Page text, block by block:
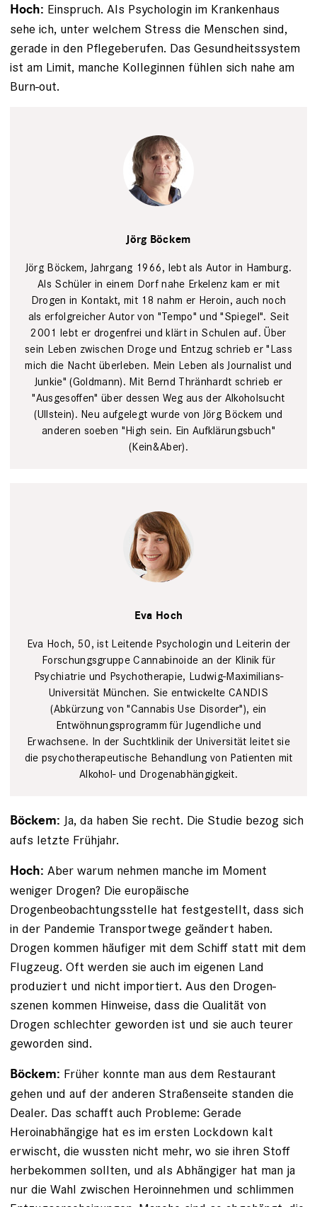
Hoch: Einspruch. Als Psychologin im Krankenhaus
sehe ich, unter welchem Stress die Menschen sind,
gerade in den Pflegeberufen. Das Gesundheitssystem
ist am Limit, manche Kolleginnen fühlen sich nahe am
Burn-out.
Kotte,
Jörg Böckem
Jörg Böckem, Jahrgang 1966, lebt als Autor in ­Hamburg.
Als Schüler in einem Dorf nahe Erkelenz kam er mit
Drogen in Kontakt, mit 18 nahm er ­Heroin, auch noch
als erfolgreicher Autor von "Tempo" und "Spiegel". Seit
2001 lebt er drogenfrei und klärt in Schulen auf. Über
sein Leben zwischen Droge und Entzug schrieb er "Lass
mich die Nacht überleben. Mein Leben als Journalist und
Junkie" (Goldmann). Mit Bernd Thränhardt schrieb er
"Ausgesoffen" über dessen Weg aus der Alkoholsucht
(Ullstein). Neu aufgelegt wurde von Jörg Böckem und
anderen soeben "High sein. Ein Aufklärungsbuch"
(Kein&Aber).
Kotte,
Eva Hoch
Eva Hoch, 50, ­ist ­Leitende Psychologin und Leiterin der
­Forschungsgruppe Cannabinoide an der ­Klinik für
Psychiatrie und Psychotherapie, Ludwig-Maximi­lians-
Universität München. Sie entwickelte ­CANDIS
(Abkürzung von "Cannabis Use Disorder"), ein
Entwöhnungsprogramm für Jugendliche und
Erwachsene. In der Suchtklinik der Universität leitet sie
die psychotherapeutische Behandlung von Patienten mit
­Alkohol- und Drogenabhängigkeit.
Böckem: Ja, da haben Sie recht. Die Studie bezog sich
aufs letzte Frühjahr.
Hoch: Aber warum nehmen manche im Moment
weniger Drogen? Die europäische
Drogenbeobachtungsstelle hat festgestellt, dass sich
in der Pandemie Transportwege geändert haben.
Drogen kommen häufiger mit dem Schiff statt mit dem
Flugzeug. Oft werden sie auch im eigenen Land
produziert und nicht importiert. Aus den Drogen­
szenen kommen Hinweise, dass die Qualität von
Drogen schlechter geworden ist und sie auch teurer
geworden sind.
Böckem: Früher konnte man aus dem Restaurant
gehen und auf der anderen Straßenseite standen die
Dealer. Das schafft auch Probleme: Gerade
Heroinabhängige hat es im ersten Lockdown kalt
erwischt, die wussten nicht mehr, wo sie ihren Stoff
herbekommen sollten, und als Ab­hängiger hat man ja
nur die Wahl zwischen Heroin­nehmen und schlimmen